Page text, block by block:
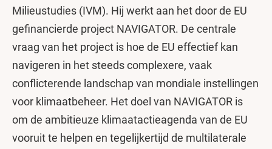
Milieustudies (IVM). Hij werkt aan het door de EU
gefinancierde project NAVIGATOR. De centrale
vraag van het project is hoe de EU effectief kan
navigeren in het steeds complexere, vaak
conflicterende landschap van mondiale instellingen
voor klimaatbeheer. Het doel van NAVIGATOR is
om de ambitieuze klimaatactieagenda van de EU
vooruit te helpen en tegelijkertijd de multilaterale